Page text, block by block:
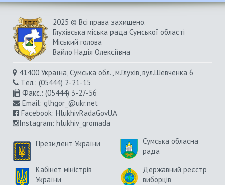
2025 © Всі права захищено.
Глухівська міська рада Сумської області
Міський голова
Вайло Надія Олексіївна
41400 Україна, Сумська обл., м.Глухів, вул.Шевченка 6
Tел.: (05444) 2-21-15
Факс.: (05444) 3-27-56
Email: glhgor_@ukr.net
Facebook: HlukhivRadaGovUA
Instagram: hlukhiv_gromada
Президент України
Сумська обласна
рада
Кабінет міністрів
України
Державний реєстр
виборців